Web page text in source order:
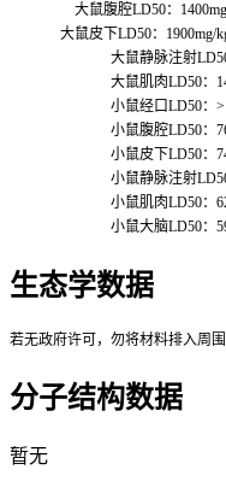
大鼠腹腔LD50：
大鼠皮下LD50： 1900mg/
大鼠静脉注射
大鼠肌肉LD50：
小鼠经口LD50：
小鼠腹腔LD50：
小鼠皮下LD50：
小鼠静脉注射
小鼠肌肉LD50：
小鼠大脑LD50：
生态学数据
若无政府许可，勿将材料排入周围
分子结构数据
暂无